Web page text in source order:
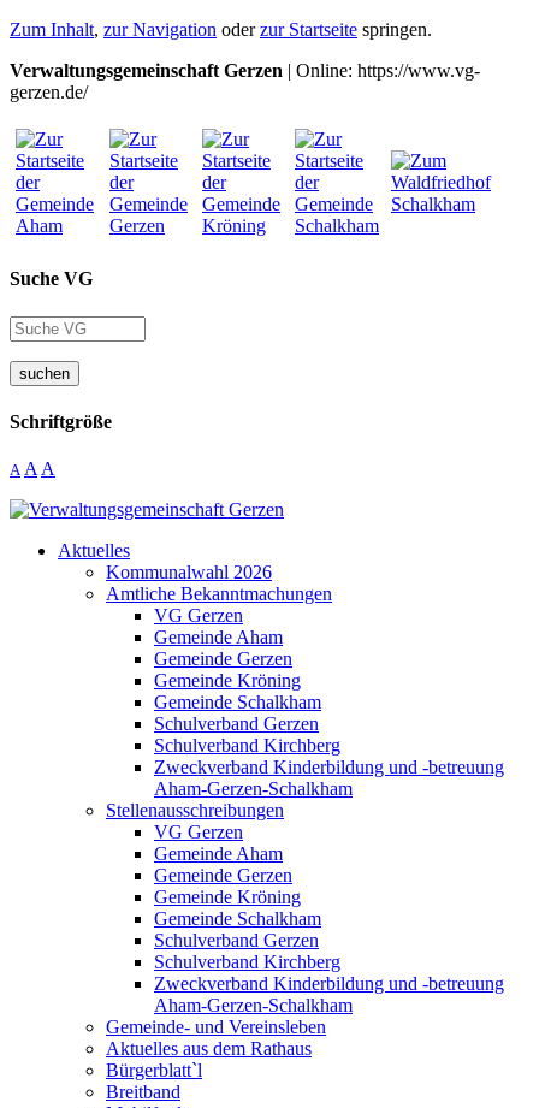
Zum Inhalt, zur Navigation oderzur Startseite springen.
Verwaltungsgemeinschaft Gerzen | Online: https://www.vg-
gerzen.de/
Suche VG
suchen
Schriftgröße
A A A
Aktuelles
Kommunalwahl 2026
Amtliche Bekanntmachungen
VG Gerzen
Gemeinde Aham
Gemeinde Gerzen
Gemeinde Kröning
Gemeinde Schalkham
Schulverband Gerzen
Schulverband Kirchberg
Zweckverband Kinderbildung und -betreuung
Aham-Gerzen-Schalkham
Stellenausschreibungen
VG Gerzen
Gemeinde Aham
Gemeinde Gerzen
Gemeinde Kröning
Gemeinde Schalkham
Schulverband Gerzen
Schulverband Kirchberg
Zweckverband Kinderbildung und -betreuung
Aham-Gerzen-Schalkham
Gemeinde- und Vereinsleben
Aktuelles aus dem Rathaus
Bürgerblatt`l
Breitband